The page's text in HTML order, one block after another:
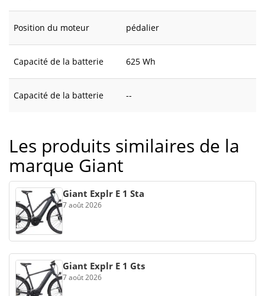
Position du moteur pédalier
Capacité de la batterie 625 Wh
Capacité de la batterie --
Les produits similaires de la
marque Giant
Giant Explr E 1 Sta
7 août 2026
Giant Explr E 1 Gts
7 août 2026